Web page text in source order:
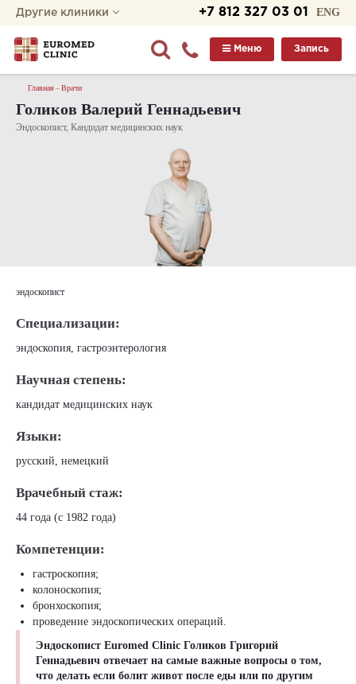
ENG
+7 812 327 03 01
Другие клиники
Запись
Меню
Главная Врачи
Голиков Валерий Геннадьевич
Эндоскопист, Кандидат медицинских наук
эндоскопист
Специализации:
эндоскопия, гастроэнтерология
Научная степень:
кандидат медицинских наук
Языки:
русский, немецкий
Врачебный стаж:
44 года (с 1982 года)
Компетенции:
гастроскопия;
колоноскопия;
бронхоскопия;
проведение эндоскопических операций.
Эндоскопист Euromed Clinic Голиков Григорий
Геннадьевич отвечает на самые важные вопросы о том,
что делать если болит живот после еды или по другим